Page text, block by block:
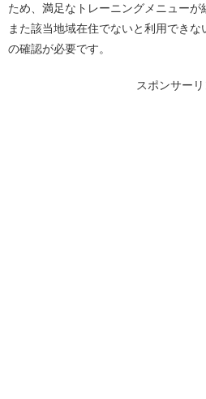
ため、満足なトレーニングメニューが
また該当地域在住でないと利用でき
の確認が必要です。
スポンサーリ